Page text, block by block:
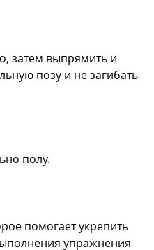
затем выпрямить и
позу и не загибать
полу.
помогает укрепить
упражнения